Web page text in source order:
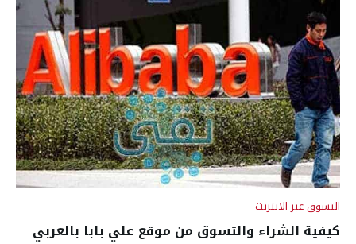
التسوق عبر الانترنت
كيفية الشراء والتسوق من موقع علي بابا بالعربي